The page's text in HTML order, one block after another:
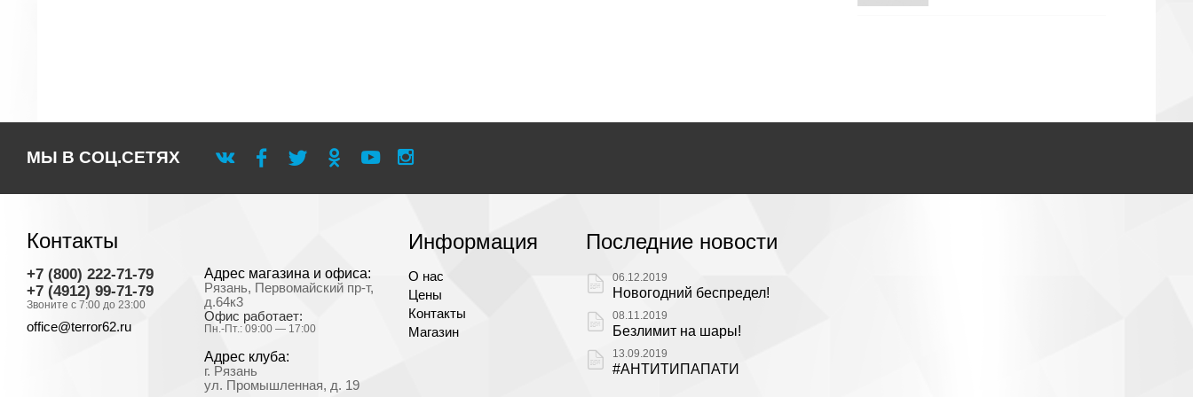
МЫ В СОЦ.СЕТЯХ
Контакты
+7 (800) 222-71-79
+7 (4912) 99-71-79
Звоните с 7:00 до 23:00
office@terror62.ru
Адрес магазина и офиса:
Рязань, Первомайский пр-т,
д.64к3
Офис работает:
Пн.-Пт.: 09:00 — 17:00
Адрес клуба:
г. Рязань
ул. Промышленная, д. 19
Информация
О нас
Цены
Контакты
Магазин
Последние новости
06.12.2019
Новогодний беспредел!
08.11.2019
Безлимит на шары!
13.09.2019
#АНТИТИПАПАТИ